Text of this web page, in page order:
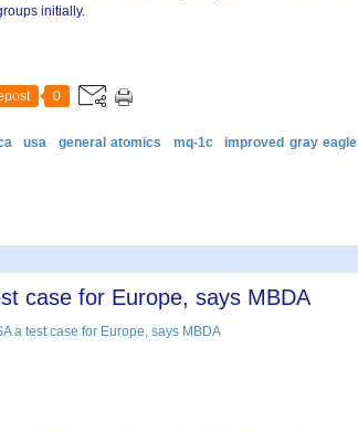
initially.
0
usa general atomics mq-1c
improved gray eagle
case for Europe, says MBDA